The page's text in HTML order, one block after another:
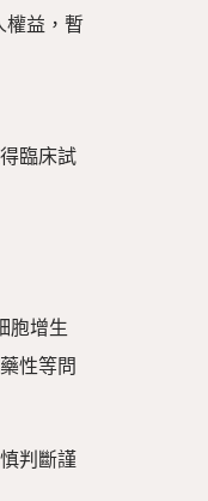
權益，暫
臨床試
胞增生
性等問
判斷謹